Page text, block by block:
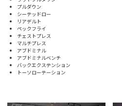
プルダウン
シーテッドロー
リアデルト
ペックフライ
チェストプレス
マルチプレス
アブドミナル
アブドミナルベンチ
バックエクステンション
トーソローテーション